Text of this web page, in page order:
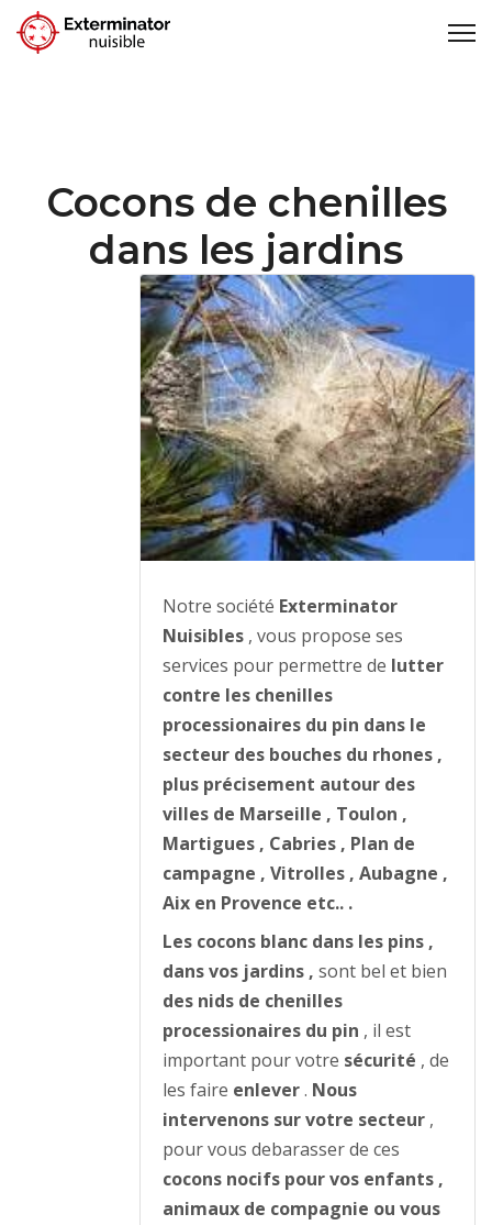
Cocons de chenilles
dans les jardins
Notre société Exterminator
Nuisibles , vous propose ses
services pour permettre de lutter
contre les chenilles
processionaires du pin dans le
secteur des bouches du rhones ,
plus précisement autour des
villes de Marseille , Toulon ,
Martigues , Cabries , Plan de
campagne , Vitrolles , Aubagne ,
Aix en Provence etc.. .
Les cocons blanc dans les pins ,
dans vos jardins , sont bel et bien
des nids de chenilles
processionaires du pin , il est
important pour votre sécurité , de
les faire enlever. Nous
intervenons sur votre secteur ,
pour vous debarasser de ces
cocons nocifs pour vos enfants ,
animaux de compagnie ou vous